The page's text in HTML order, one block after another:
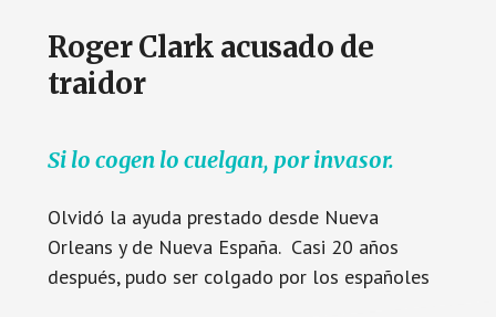
Roger Clark acusado de
traidor
Si lo cogen lo cuelgan, por invasor.
Olvidó la ayuda prestado desde Nueva
Orleans y de Nueva España. Casi 20 años
después, pudo ser colgado por los españoles